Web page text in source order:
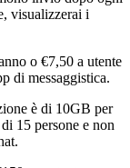
visualizzerai i
o €7,50 a utente
di messaggistica.
è di 10GB per
15 persone e non